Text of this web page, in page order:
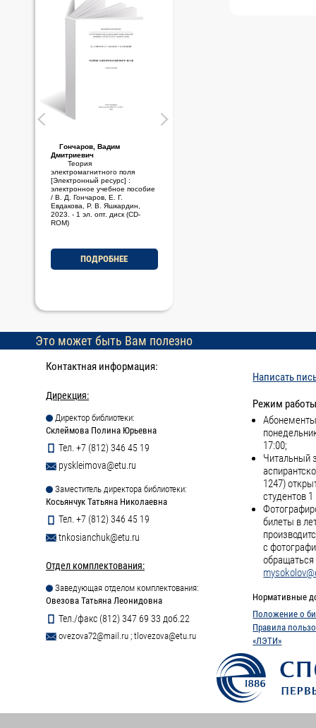
Гончаров, Вадим
Дмитриевич
Теория
электромагнитного поля
[Электронный ресурс] :
электронное учебное пособие
/ В. Д. Гончаров, Е. Г.
Евдакова, Р. В. Яшкардин,
2023. - 1 эл. опт. диск (CD-
ROM)
ПОДРОБНЕЕ
деятельности [Электронный
методическое пособие / А. Л.
2023. - 1 эл. опт. диск (CD-
ROM)
Это может быть Вам полезно
Контактная информация:
Дирекция:
Директор библиотеки:
Склеймова Полина Юрьевна
Тел. +7 (812) 346 45 19
pyskleimova@etu.ru
Заместитель директора библиотеки:
Косьянчук Татьяна Николаевна
Тел. +7 (812) 346 45 19
tnkosianchuk@etu.ru
Отдел комплектования:
Заведующая отделом комплектования:
Овезова Татьяна Леонидовна
Тел./факс (812) 347 69 33 доб.22
ovezova72@mail.ru ; tlovezova@etu.ru
Написать
Режим
17:00;
Читальный
1247)
студентов
билеты в
с
обращаться
Нормативные
Положение о
Правила
«ЛЭТИ»